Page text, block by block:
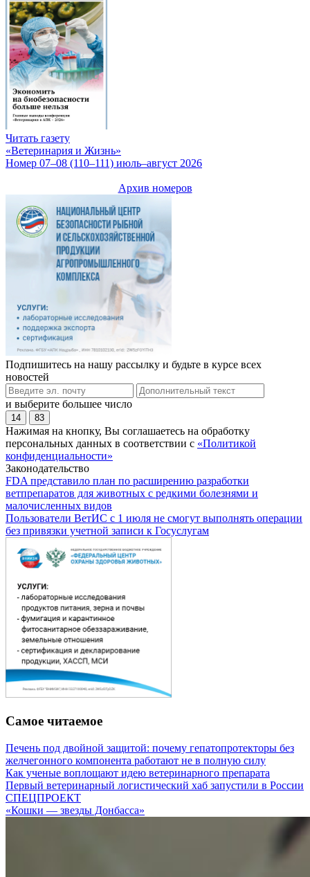
Читать газету
«Ветеринария и Жизнь»
Номер 07–08 (110–111) июль–август 2026
Архив номеров
Подпишитесь на нашу рассылку и будьте в курсе всех
новостей
и выберите большее число
14 83
Нажимая на кнопку, Вы соглашаетесь на обработку
персональных данных в соответствии с «Политикой
конфиденциальности»
Законодательство
FDA представило план по расширению разработки
ветпрепаратов для животных с редкими болезнями и
малочисленных видов
Пользователи ВетИС с 1 июля не смогут выполнять операции
без привязки учетной записи к Госуслугам
Самое читаемое
Печень под двойной защитой: почему гепатопротекторы без
желчегонного компонента работают не в полную силу
Как ученые воплощают идею ветеринарного препарата
Первый ветеринарный логистический хаб запустили в России
СПЕЦПРОЕКТ
«Кошки — звезды Донбасса»